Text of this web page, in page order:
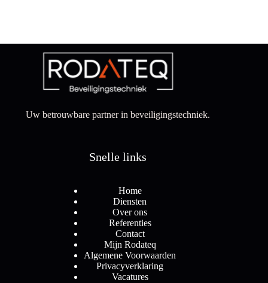
Uw betrouwbare partner in beveiligingstechniek.
Snelle links
Home
Diensten
Over ons
Referenties
Contact
Mijn Rodateq
Algemene Voorwaarden
Privacyverklaring
Vacatures